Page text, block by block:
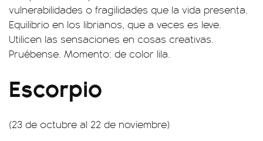
vulnerabilidades o fragilidades que la vida presenta.
Equilibrio en los librianos, que a veces es leve.
Utilicen las sensaciones en cosas creativas.
Pruébense. Momento: de color lila.
Escorpio
(23 de octubre al 22 de noviembre)